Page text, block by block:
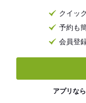
クイッ
予約も
会員登
アプリな